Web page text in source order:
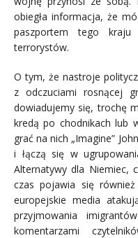
obiegła informacja, że
paszportem tego kraju
terrorystów.
O tym, że nastroje
z odczuciami rosnącej
dowiadujemy się, trochę
kredą po chodnikach lub
grać na nich „Imagine”
i łączą się w
Alternatywy dla Niemiec,
czas pojawia się
europejskie media
przyjmowania
komentarzami